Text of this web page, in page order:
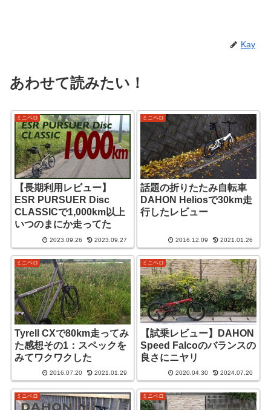
Kay
あわせて読みたい！
ミニベロ
【長期利用レビュー】
ESR PURSUER Disc
CLASSICで1,000km以上
いつのまにか走ってた
2023.09.26 2023.09.27
ミニベロ
話題の折りたたみ自転車
DAHON Heliosで30km走
行したレビュー
2016.12.09 2021.01.26
ミニベロ
Tyrell CXで80km走ってみ
た感想その1：スペックを
みてワクワクした
2016.07.20 2021.01.29
ミニベロ
【試乗レビュー】DAHON
Speed Falcoのバランスの
良さにニヤリ
2020.04.30 2024.07.20
ミニベロ ミニベロ